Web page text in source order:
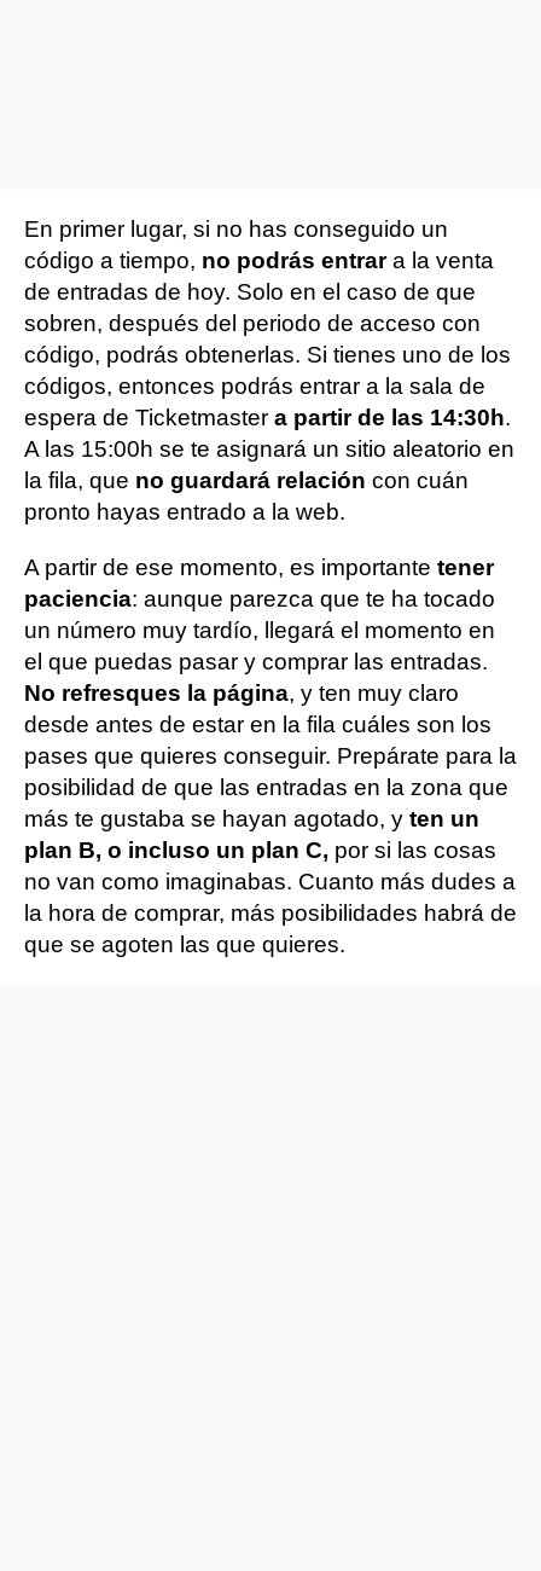
En primer lugar, si no has conseguido un
código a tiempo, no podrás entrara la venta
de entradas de hoy. Solo en el caso de que
sobren, después del periodo de acceso con
código, podrás obtenerlas. Si tienes uno de los
códigos, entonces podrás entrar a la sala de
espera de Ticketmaster a partir de las 14:30h.
A las 15:00h se te asignará un sitio aleatorio en
la fila, que no guardará relación con cuán
pronto hayas entrado a la web.
A partir de ese momento, es importante tener
paciencia: aunque parezca que te ha tocado
un número muy tardío, llegará el momento en
el que puedas pasar y comprar las entradas.
No refresques la página, y ten muy claro
desde antes de estar en la fila cuáles son los
pases que quieres conseguir. Prepárate para la
posibilidad de que las entradas en la zona que
más te gustaba se hayan agotado, y ten un
plan B, o incluso un plan C, por si las cosas
no van como imaginabas. Cuanto más dudes a
la hora de comprar, más posibilidades habrá de
que se agoten las que quieres.